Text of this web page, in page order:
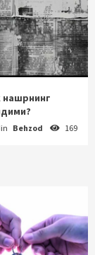
нашрнинг
Behzod 169